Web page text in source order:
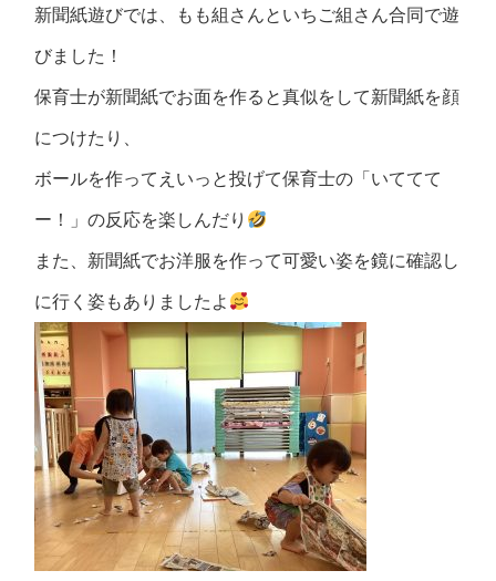
新聞紙遊びでは、もも組さんといちご組さん合同で遊
びました！
保育士が新聞紙でお面を作ると真似をして新聞紙を顔
につけたり、
ボールを作ってえいっと投げて保育士の「いててて
ー！」の反応を楽しんだり
また、新聞紙でお洋服を作って可愛い姿を鏡に確認し
に行く姿もありましたよ